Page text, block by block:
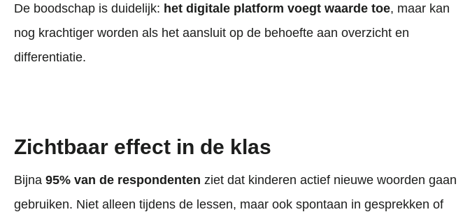
De boodschap is duidelijk: het digitale platform voegt waarde toe, maar kan
nog krachtiger worden als het aansluit op de behoefte aan overzicht en
differentiatie.
Zichtbaar effect in de klas
Bijna 95% van de respondenten ziet dat kinderen actief nieuwe woorden gaan
gebruiken. Niet alleen tijdens de lessen, maar ook spontaan in gesprekken of